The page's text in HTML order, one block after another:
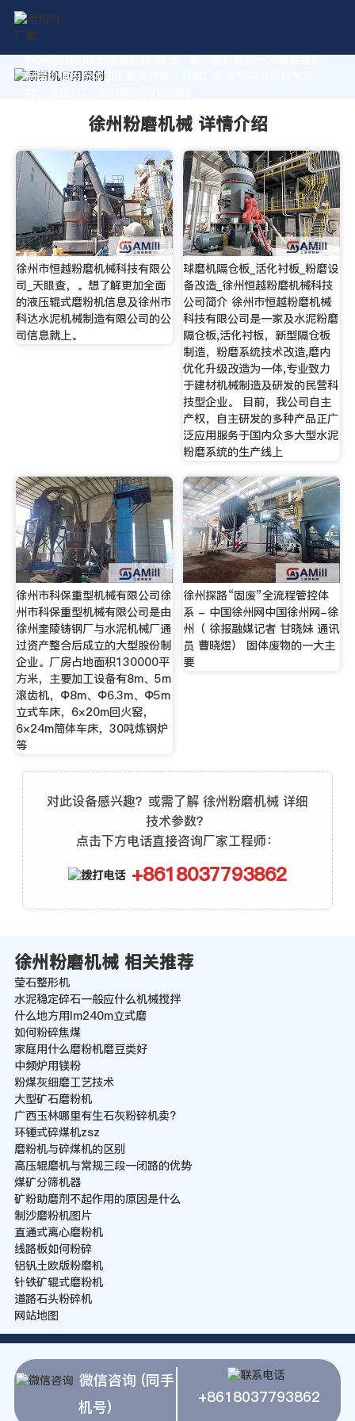
作为专业的 徐州粉磨机械 制造厂家，我们致力于为您量身定
制高价值的粉体加工系统方案。获取厂家直销报价及技术支
徐州粉磨机械 详情介绍
徐州市恒越粉磨机械科技有限公
司_天眼查，。想了解更加全面
的液压辊式磨粉机信息及徐州市
科达水泥机械制造有限公司的公
司信息就上。
球磨机隔仓板_活化衬板_粉磨设
备改造_徐州恒越粉磨机械科技
公司简介 徐州市恒越粉磨机械
科技有限公司是一家及水泥粉磨
隔仓板,活化衬板，新型隔仓板
制造，粉磨系统技术改造,磨内
优化升级改造为一体,专业致力
于建材机械制造及研发的民营科
技型企业。 目前，我公司自主
产权，自主研发的多种产品正广
泛应用服务于国内众多大型水泥
粉磨系统的生产线上
徐州市科保重型机械有限公司徐
州市科保重型机械有限公司是由
徐州奎陵铸钢厂与水泥机械厂通
过资产整合后成立的大型股份制
企业。厂房占地面积130000平
方米，主要加工设备有8m、5m
滚齿机，Φ8m、Φ6.3m、Φ5m
立式车床，6×20m回火窑，
6×24m筒体车床，30吨炼钢炉
等
徐州探路“固废”全流程管控体
系 - 中国徐州网中国徐州网-徐
州（ 徐报融媒记者 甘晓妹 通讯
员 曹晓煜） 固体废物的一大主
要
对此设备感兴趣？或需了解 徐州粉磨机械 详细
技术参数？
点击下方电话直接咨询厂家工程师：
+8618037793862
徐州粉磨机械 相关推荐
莹石整形机
水泥稳定碎石一般应什么机械搅拌
什么地方用lm240m立式磨
如何粉碎焦煤
家庭用什么磨粉机磨豆类好
中频炉用镁粉
粉煤灰细磨工艺技术
大型矿石磨粉机
广西玉林哪里有生石灰粉碎机卖?
环锤式碎煤机zsz
磨粉机与碎煤机的区别
高压辊磨机与常规三段一闭路的优势
煤矿分筛机器
矿粉助磨剂不起作用的原因是什么
制沙磨粉机图片
直通式离心磨粉机
线路板如何粉碎
铝钒土欧版粉磨机
针铁矿辊式磨粉机
道路石头粉碎机
网站地图
微信咨询 (同手
机号)
+8618037793862